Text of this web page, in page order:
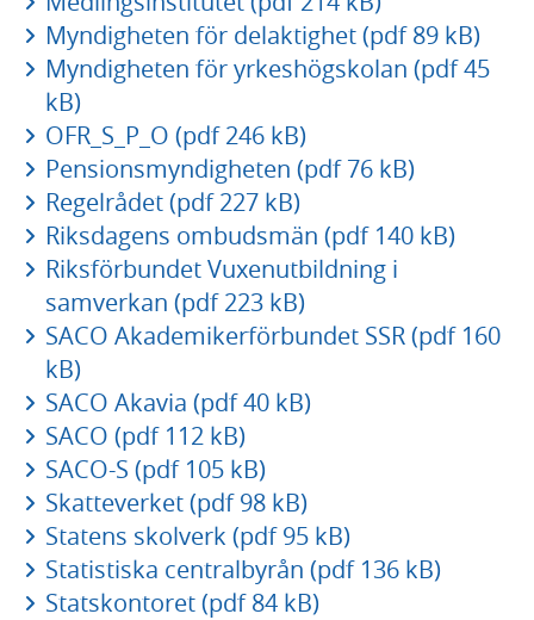
Myndigheten för delaktighet (pdf 89 kB)
Myndigheten för yrkeshögskolan (pdf 45
kB)
OFR_S_P_O (pdf 246 kB)
Pensionsmyndigheten (pdf 76 kB)
Regelrådet (pdf 227 kB)
Riksdagens ombudsmän (pdf 140 kB)
Riksförbundet Vuxenutbildning i
samverkan (pdf 223 kB)
SACO Akademikerförbundet SSR (pdf 160
kB)
SACO Akavia (pdf 40 kB)
SACO (pdf 112 kB)
SACO-S (pdf 105 kB)
Skatteverket (pdf 98 kB)
Statens skolverk (pdf 95 kB)
Statistiska centralbyrån (pdf 136 kB)
Statskontoret (pdf 84 kB)